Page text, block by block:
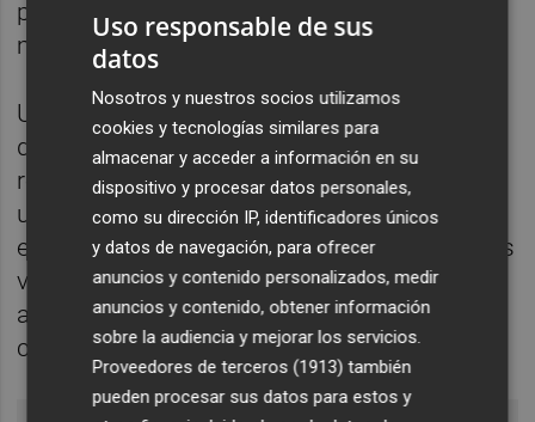
parque estatal de vivienda asequible de
manera permanente.
Un parque gestionado por la entidad estatal
de vivienda Casa 47, que actuará en el ciclo
residencial completo desde la disposición y
urbanización de los suelos hasta la
edificación, entrega de llaves y gestión de las
viviendas con el objetivo de "garantizar el
acceso a una vivienda digna para toda la
ciudadanía".
Uso responsable de sus
datos
Nosotros y nuestros socios utilizamos
cookies y tecnologías similares para
almacenar y acceder a información en su
dispositivo y procesar datos personales,
como su dirección IP, identificadores únicos
y datos de navegación, para ofrecer
anuncios y contenido personalizados, medir
anuncios y contenido, obtener información
sobre la audiencia y mejorar los servicios.
Proveedores de terceros (1913) también
pueden procesar sus datos para estos y